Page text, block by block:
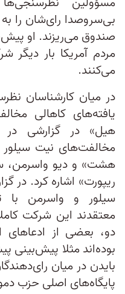
بی‌سروصدا رای‌شان را
صندوق می‌ریزند. او
مردم آمریکا بار دیگر
می‌کنند.
در میان کارشناسان
یافته‌های کاهالی
هیل» در گزارشی
مخالفت‌های نیت
هشت» و دیو واسرمن،
ریپورت» اشاره کرد. در
سیلور و واسرمن با
معتقدند این شرکت
دو، بعضی از
بوده‌اند مثلا
بایدن در میان
پایگاه‌های اصلی حزب